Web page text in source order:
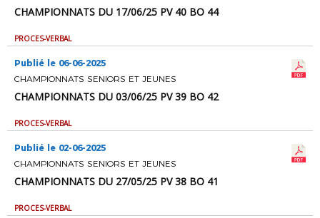
CHAMPIONNATS DU 17/06/25 PV 40 BO 44
PROCES-VERBAL
Publié le 06-06-2025
CHAMPIONNATS SENIORS ET JEUNES
CHAMPIONNATS DU 03/06/25 PV 39 BO 42
PROCES-VERBAL
Publié le 02-06-2025
CHAMPIONNATS SENIORS ET JEUNES
CHAMPIONNATS DU 27/05/25 PV 38 BO 41
PROCES-VERBAL